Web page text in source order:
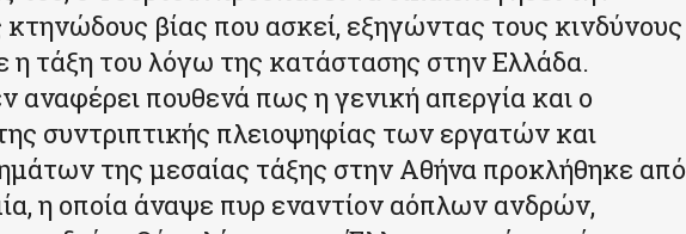
κτηνώδους βίας που ασκεί, εξηγώντας τους κινδύνους
η τάξη του λόγω της κατάστασης στην Ελλάδα.
αναφέρει πουθενά πως η γενική απεργία και ο
συντριπτικής πλειοψηφίας των εργατών και
της μεσαίας τάξης στην Αθήνα προκλήθηκε από
η οποία άναψε πυρ εναντίον αόπλων ανδρών,